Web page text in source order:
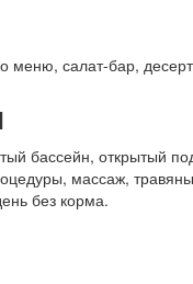
меню, салат-бар,
бассейн, открытый
массаж,
без корма.